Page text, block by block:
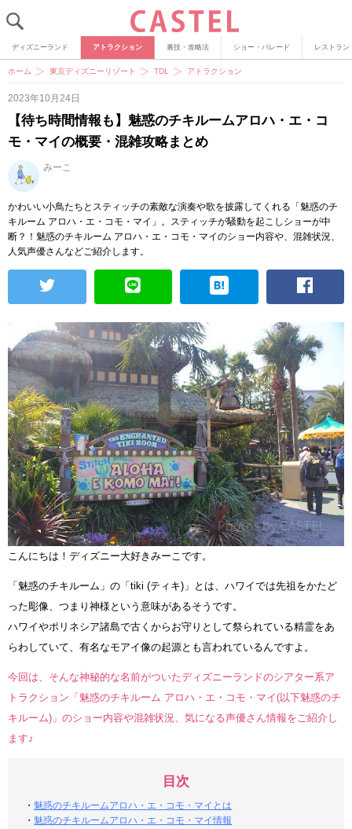
ディズニーランド アトラクション 裏技・攻略法 ショー・パレード レストラン
ホーム 東京ディズニーリゾート TDL アトラクション
2023年10月24日
【待ち時間情報も】魅惑のチキルームアロハ・エ・コ
モ・マイの概要・混雑攻略まとめ
みーこ
かわいい小鳥たちとスティッチの素敵な演奏や歌を披露してくれる「魅惑のチ
キルーム アロハ・エ・コモ・マイ」。スティッチが騒動を起こしショーが中
断？！魅惑のチキルーム アロハ・エ・コモ・マイのショー内容や、混雑状況、
人気声優さんなどご紹介します。
こんにちは！ディズニー大好きみーこです。
「魅惑のチキルーム」の「tiki (ティキ)」とは、ハワイでは先祖をかたど
った彫像、つまり神様という意味があるそうです。
ハワイやポリネシア諸島で古くからお守りとして祭られている精霊をあ
らわしていて、有名なモアイ像の起源とも言われているんですよ。
今回は、そんな神秘的な名前がついたディズニーランドのシアター系ア
トラクション「魅惑のチキルーム アロハ・エ・コモ・マイ(以下魅惑のチ
キルーム)」のショー内容や混雑状況、気になる声優さん情報をご紹介し
ます♪
目次
・ 魅惑のチキルームアロハ・エ・コモ・マイとは
・ 魅惑のチキルームアロハ・エ・コモ・マイ情報